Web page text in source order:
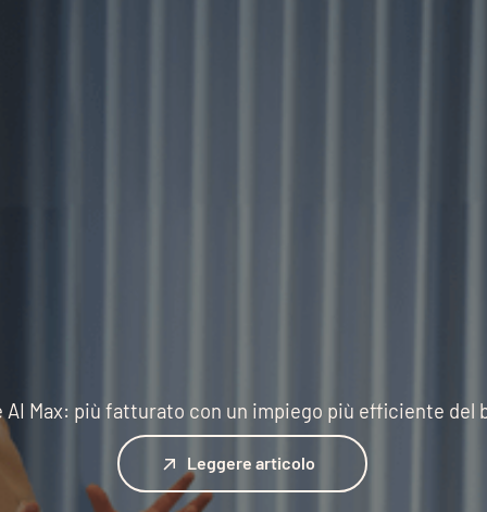
AI Max: più fatturato con un impiego più efficiente del
Leggere articolo
Leggere articolo